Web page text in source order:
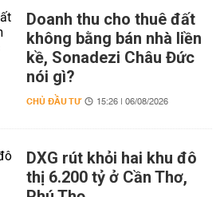
Doanh thu cho thuê đất
không bằng bán nhà liền
kề, Sonadezi Châu Đức
nói gì?
CHỦ ĐẦU TƯ 15:26 | 06/08/2026
DXG rút khỏi hai khu đô
thị 6.200 tỷ ở Cần Thơ,